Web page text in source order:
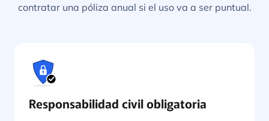
contratar una póliza anual si el uso va a ser puntual.
Responsabilidad civil obligatoria